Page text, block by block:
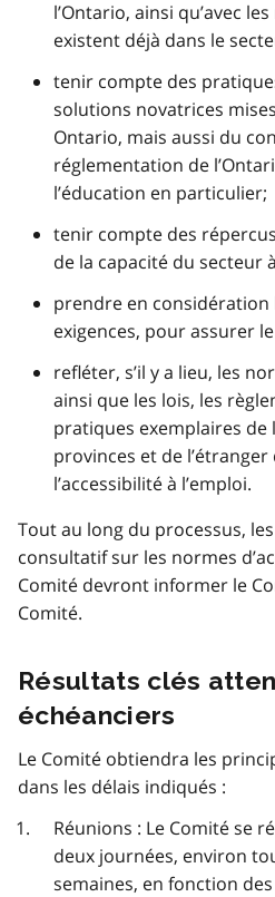
l’Ontario, ainsi qu’avec
existent déjà dans le
tenir compte des
solutions novatrices
Ontario, mais aussi du
réglementation de
l’éducation en particulier;
tenir compte des
de la capacité du secteur
prendre en considération
exigences, pour assurer
refléter, s’il y a lieu, les
ainsi que les lois, les
pratiques exemplaires de
provinces et de
l’accessibilité à l’emploi.
Tout au long du processus,
consultatif sur les normes
Comité devront informer le
Comité.
Résultats clés
échéanciers
Le Comité obtiendra les
dans les délais indiqués :
Réunions : Le Comité se
deux journées, environ
semaines, en fonction